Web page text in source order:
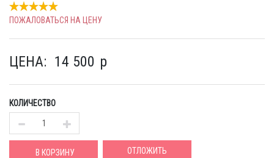
ПОЖАЛОВАТЬСЯ НА ЦЕНУ
ЦЕНА: 14 500 p
КОЛИЧЕСТВО
В КОРЗИНУ ОТЛОЖИТЬ